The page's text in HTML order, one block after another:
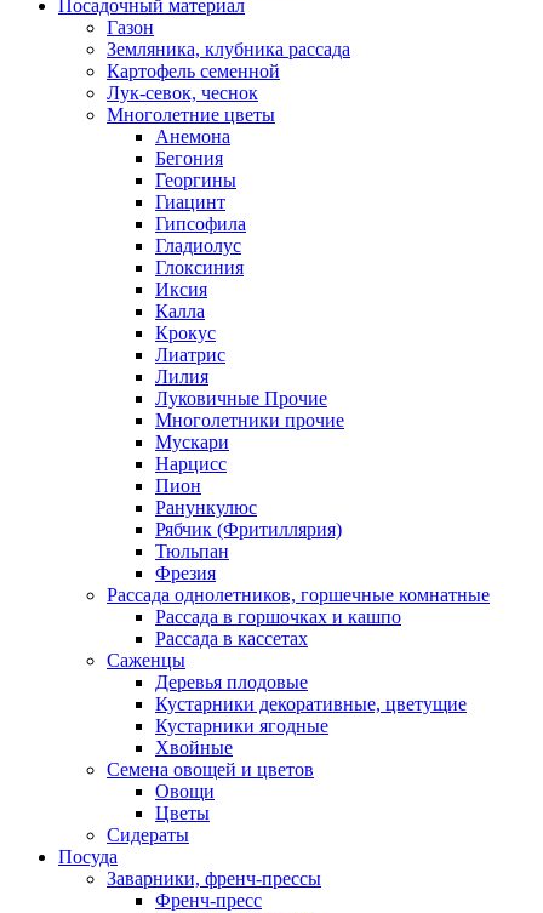
Посадочный материал
Газон
Земляника, клубника рассада
Картофель семенной
Лук-севок, чеснок
Многолетние цветы
Анемона
Бегония
Георгины
Гиацинт
Гипсофила
Гладиолус
Глоксиния
Иксия
Калла
Крокус
Лиатрис
Лилия
Луковичные Прочие
Многолетники прочие
Мускари
Нарцисс
Пион
Ранункулюс
Рябчик (Фритиллярия)
Тюльпан
Фрезия
Рассада однолетников, горшечные комнатные
Рассада в горшочках и кашпо
Рассада в кассетах
Саженцы
Деревья плодовые
Кустарники декоративные, цветущие
Кустарники ягодные
Хвойные
Семена овощей и цветов
Овощи
Цветы
Сидераты
Посуда
Заварники, френч-прессы
Френч-пресс